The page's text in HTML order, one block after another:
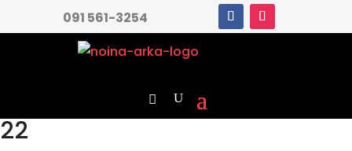
091 561-3254
22